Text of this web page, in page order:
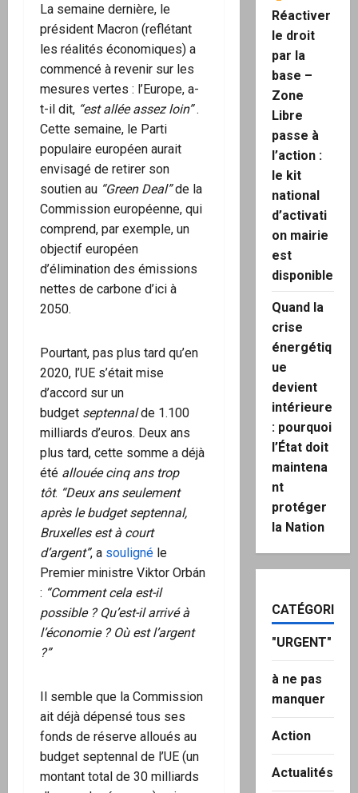
La semaine dernière, le
président Macron (reflétant
les réalités économiques) a
commencé à revenir sur les
mesures vertes : l’Europe, a-
t-il dit, “est allée assez loin”.
Cette semaine, le Parti
populaire européen aurait
envisagé de retirer son
soutien au “Green Deal”de la
Commission européenne, qui
comprend, par exemple, un
objectif européen
d’élimination des émissions
nettes de carbone d’ici à
2050.
Pourtant, pas plus tard qu’en
2020, l’UE s’était mise
d’accord sur un
budget septennalde 1.100
milliards d’euros. Deux ans
plus tard, cette somme a déjà
été allouée cinq ans trop
tôt. “Deux ans seulement
après le budget septennal,
Bruxelles est à court
d’argent”, a souligné le
Premier ministre Viktor Orbán
: “Comment cela est-il
possible ? Qu’est-il arrivé à
l’économie ? Où est l’argent
?”
Il semble que la Commission
ait déjà dépensé tous ses
fonds de réserve alloués au
budget septennal de l’UE (un
montant total de 30 milliards
Réactiver
le droit
par la
base –
Zone
Libre
passe à
l’action :
le kit
national
d’activati
on mairie
est
disponible
Quand la
crise
énergétiq
ue
devient
intérieure
: pourquoi
l’État doit
maintena
nt
protéger
la Nation
CATÉGORIES
"URGENT"
à ne pas
manquer
Action
Actualités